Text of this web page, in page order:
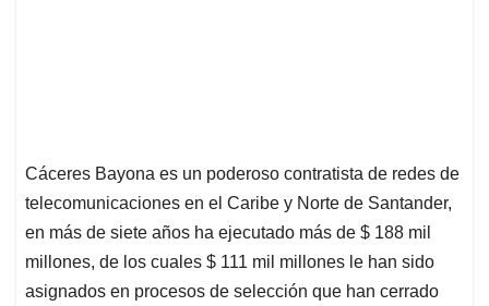
Cáceres Bayona es un poderoso contratista de redes de
telecomunicaciones en el Caribe y Norte de Santander,
en más de siete años ha ejecutado más de $ 188 mil
millones, de los cuales $ 111 mil millones le han sido
asignados en procesos de selección que han cerrado